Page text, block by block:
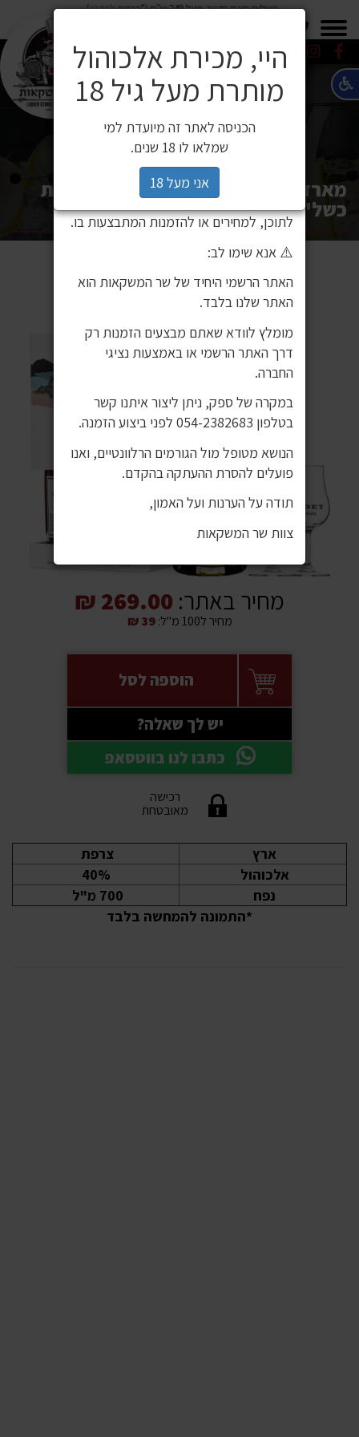
משלוח חינם בקניה מעל 249 ש"ח (*בכפוף לתקנון)
מארז קוניאק גודה VSOP עם זוג כוסות
כשל"פ / Godet
מחיר באתר: 269.00 ₪
מחיר ל100 מ"ל: 39 ₪
הוספה לסל
יש לך שאלה?
כתבו לנו בווטסאפ
רכישה
מאובטחת
ארץ
צרפת
אלכוהול
40%
נפח
700 מ"ל
*התמונה להמחשה בלבד
⚠️ הודעה חשובה ללקוחותינו
לאחרונה זיהינו כי גורם חיצוני העתיק את
בהם שימוש ללא אישור. מדובר באתר שאינו
שייך לחברת שר המשקאות, ואיננו אחראים
לתוכן, למחירים או להזמנות המתבצעות בו.
⚠️ אנא שימו לב:
האתר הרשמי היחיד של שר המשקאות הוא
האתר שלנו בלבד.
מומלץ לוודא שאתם מבצעים הזמנות רק
דרך האתר הרשמי או באמצעות נציגי
החברה.
במקרה של ספק, ניתן ליצור איתנו קשר
בטלפון 054-2382683 לפני ביצוע הזמנה.
הנושא מטופל מול הגורמים הרלוונטיים, ואנו
פועלים להסרת ההעתקה בהקדם.
תודה על הערנות ועל האמון,
צוות שר המשקאות
היי, מכירת אלכוהול
מותרת מעל גיל 18
הכניסה לאתר זה מיועדת למי
שמלאו לו 18 שנים.
אני מעל 18